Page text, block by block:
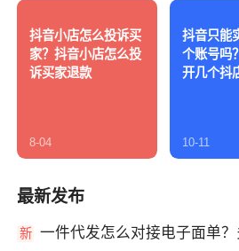
抖音小店怎么投诉买
家？抖音小店怎么投
诉买家退款
8-04
抖音只能
个账号吗
开几个抖
10-11
最新发布
新